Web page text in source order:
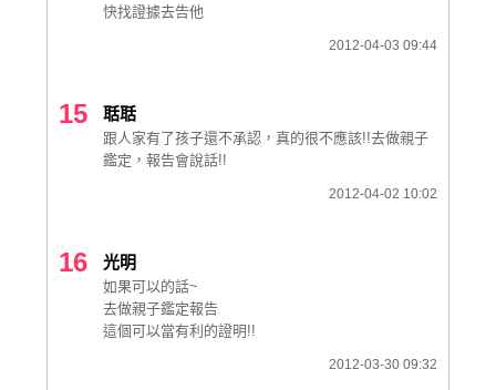
快找證據去告他
2012-04-03 09:44
15 聒聒
跟人家有了孩子還不承認，真的很不應該!!去做親子
鑑定，報告會說話!!
2012-04-02 10:02
16 光明
如果可以的話~
去做親子鑑定報告
這個可以當有利的證明!!
2012-03-30 09:32